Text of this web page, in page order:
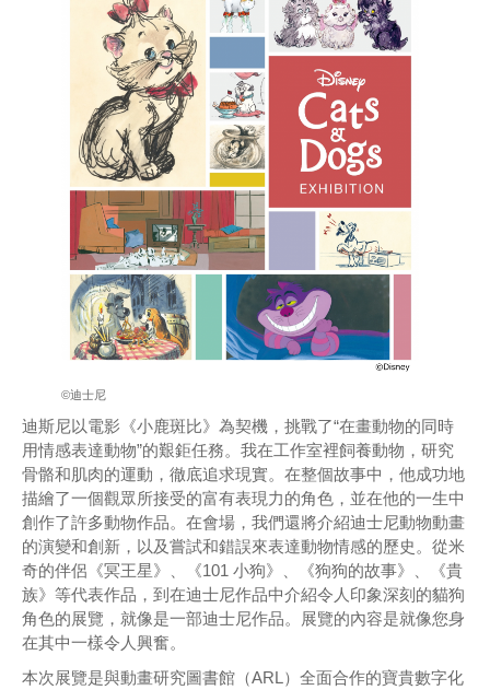
©迪士尼
迪斯尼以電影《小鹿斑比》為契機，挑戰了“在畫動物的同時
用情感表達動物”的艱鉅任務。我在工作室裡飼養動物，研究
骨骼和肌肉的運動，徹底追求現實。在整個故事中，他成功地
描繪了一個觀眾所接受的富有表現力的角色，並在他的一生中
創作了許多動物作品。在會場，我們還將介紹迪士尼動物動畫
的演變和創新，以及嘗試和錯誤來表達動物情感的歷史。從米
奇的伴侶《冥王星》、《101 小狗》、《狗狗的故事》、《貴
族》等代表作品，到在迪士尼作品中介紹令人印象深刻的貓狗
角色的展覽，就像是一部迪士尼作品。展覽的內容是就像您身
在其中一樣令人興奮。
本次展覽是與動畫研究圖書館（ARL）全面合作的寶貴數字化